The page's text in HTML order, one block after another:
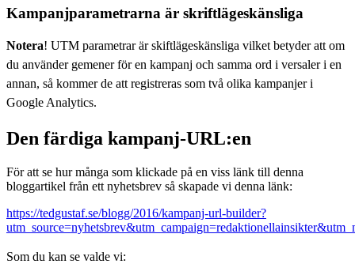
Kampanjparametrarna är skriftlägeskänsliga
Notera! UTM parametrar är skiftlägeskänsliga vilket betyder att om
du använder gemener för en kampanj och samma ord i versaler i en
annan, så kommer de att registreras som två olika kampanjer i
Google Analytics.
Den färdiga kampanj-URL:en
För att se hur många som klickade på en viss länk till denna
bloggartikel från ett nyhetsbrev så skapade vi denna länk:
https://tedgustaf.se/blogg/2016/kampanj-url-builder?
Som du kan se valde vi: